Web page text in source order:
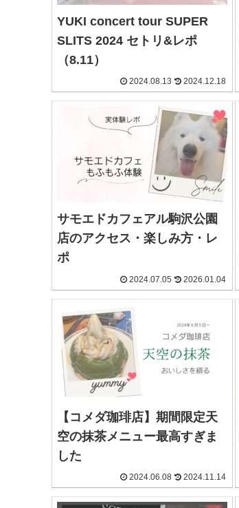
YUKI concert tour SUPER
SLITS 2024 セトリ&レポ
（8.11）
2024.08.13 2024.12.18
サモエドカフェアル駒沢公園
店のアクセス・楽しみ方・レ
ポ
2024.07.05 2026.01.04
【コメダ珈琲店】期間限定天
空の抹茶メニュー最高すぎま
した
2024.06.08 2024.11.14